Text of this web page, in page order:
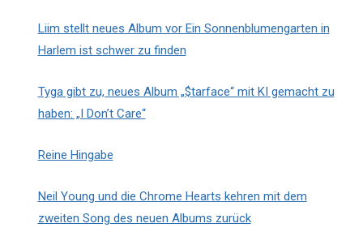
Liim stellt neues Album vor Ein Sonnenblumengarten in
Harlem ist schwer zu finden
Tyga gibt zu, neues Album „$tarface“ mit KI gemacht zu
haben: „I Don’t Care“
Reine Hingabe
Neil Young und die Chrome Hearts kehren mit dem
zweiten Song des neuen Albums zurück